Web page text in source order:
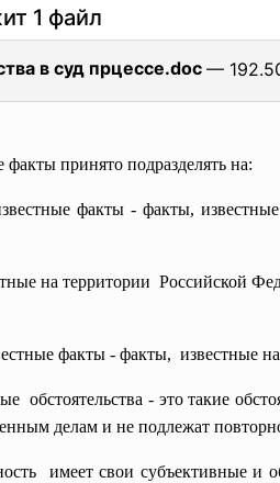
1 файл
в суд прцессе.doc —
принято подразделять на:
факты - факты,
на территории Российской
факты - факты, известные
обстоятельства - это такие
делам и не подлежат
имеет свои субъективные и